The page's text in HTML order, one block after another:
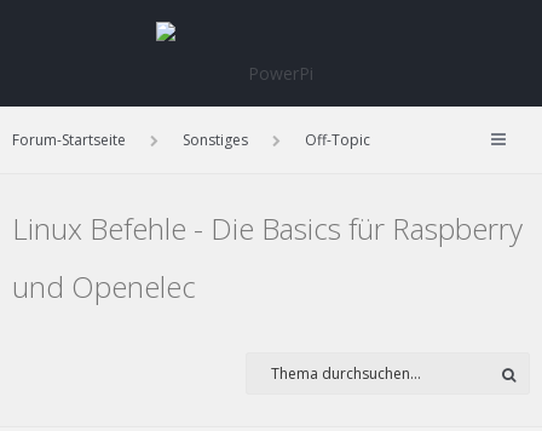
Forum-Startseite Sonstiges Off-Topic
Linux Befehle - Die Basics für Raspberry
und Openelec